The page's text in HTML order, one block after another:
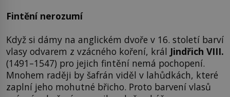
Fintění nerozumí
Když si dámy na anglickém dvoře v 16. století barví
vlasy odvarem z vzácného koření, král Jindřich VIII.
(1491–1547) pro jejich fintění nemá pochopení.
Mnohem raději by šafrán viděl v lahůdkách, které
zaplní jeho mohutné břicho. Proto barvení vlasů